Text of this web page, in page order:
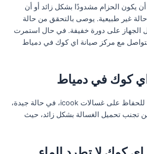
يكون الحزام مشدودًا بشكل زائد أو أن
غير طبيعية. يوصى بالتحقق من حالة
الجهاز على دورة خفيفة. في حال استمرت
مع مركز صيانة اي كوك في دمياط
اي كوك في دمياط
من النصائح الأساسية للحفاظ على غسالات icook، في حالة جيدة،
تجنب تحميل الغسالة بشكل زائد، حيث